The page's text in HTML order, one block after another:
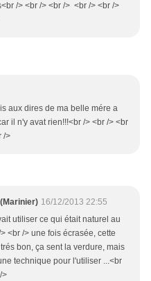
/> <br /> <br /> <br /> <br />
aux dires de ma belle mére a
il n'y avat rien!!!<br /> <br /> <br
/>
16/12/2013 22:55
utiliser ce qui était naturel au
<br /> une fois écrasée, cette
bon, ça sent la verdure, mais
technique pour l'utiliser ...<br
>